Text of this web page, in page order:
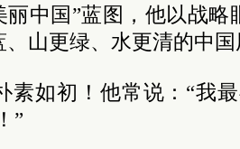
丽中国”蓝图，他以战
山更绿、水更清的中
素如初！他常说：“我
”